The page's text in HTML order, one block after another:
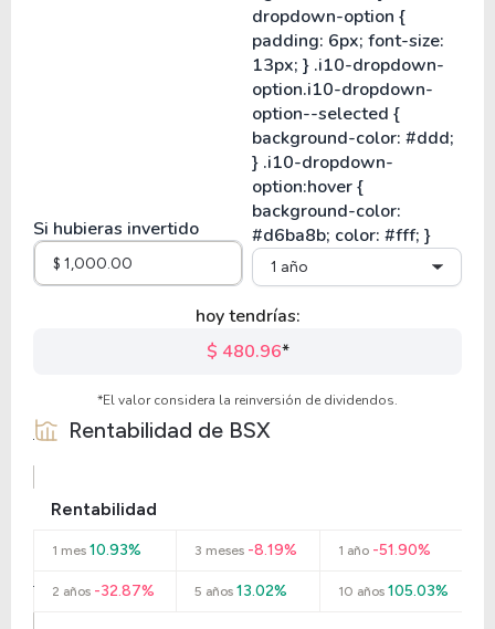
Si hubieras invertido
1 año
hoy tendrías:
$ 480.96*
*El valor considera la reinversión de dividendos.
Rentabilidad de BSX
Rentabilidad
1 mes 10.93% 3 meses -8.19% 1 año-51.90%
2 años -32.87% 5 años 13.02% 10 años105.03%